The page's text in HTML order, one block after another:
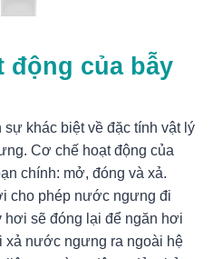
động của bẫy
khác biệt về đặc tính vật lý
Cơ chế hoạt động của
chính: mở, đóng và xả.
cho phép nước ngưng đi
sẽ đóng lại để ngăn hơi
xả nước ngưng ra ngoài hệ